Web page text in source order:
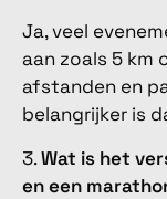
Ja, veel
aan zoals 5 km
afstanden en
belangrijker is
3.Wat is het
en een